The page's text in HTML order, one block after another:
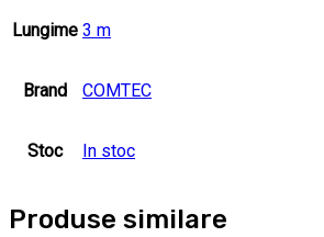
Lungime 3 m
Brand COMTEC
Stoc In stoc
Produse similare